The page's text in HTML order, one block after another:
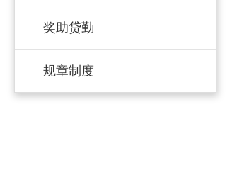
奖助贷勤
规章制度